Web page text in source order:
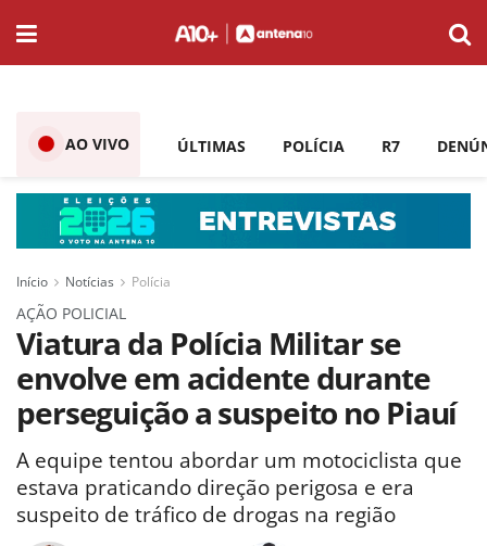
AO VIVO ÚLTIMAS POLÍCIA R7
Início Notícias Polícia
AÇÃO POLICIAL
Viatura da Polícia Militar se
envolve em acidente durante
perseguição a suspeito no Piauí
A equipe tentou abordar um motociclista que
estava praticando direção perigosa e era
suspeito de tráfico de drogas na região